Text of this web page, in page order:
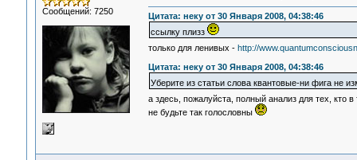
Сообщений: 7250
Цитата: неку от 30 Января 2008, 04:38:46
ссылку плизз
только для ленивых - http://
Цитата: неку от 30 Января 2008, 04:38:46
Уберите из статьи слова квантовые-ни фига не
а здесь, пожалуйста, полный анализ для тех, кто в
не будьте так голословны